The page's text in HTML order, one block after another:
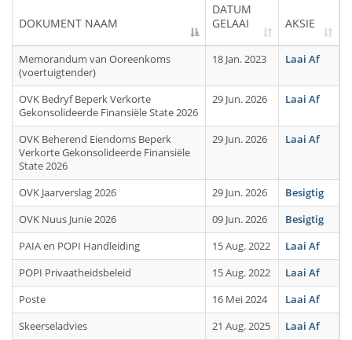
DOKUMENT NAAM
DATUM
GELAAI
AKSIE
Memorandum van Ooreenkoms
(voertuigtender)
18 Jan. 2023 Laai Af
OVK Bedryf Beperk Verkorte
Gekonsolideerde Finansiële State 2026
29 Jun. 2026 Laai Af
OVK Beherend Eiendoms Beperk
Verkorte Gekonsolideerde Finansiële
State 2026
29 Jun. 2026 Laai Af
OVK Jaarverslag 2026 29 Jun. 2026
Besigtig
OVK Nuus Junie 2026
09 Jun. 2026
Besigtig
PAIA en POPI Handleiding
15 Aug. 2022
Laai Af
POPI Privaatheidsbeleid
15 Aug. 2022
Laai Af
Poste
16 Mei 2024
Laai Af
Skeerseladvies
21 Aug. 2025
Laai Af